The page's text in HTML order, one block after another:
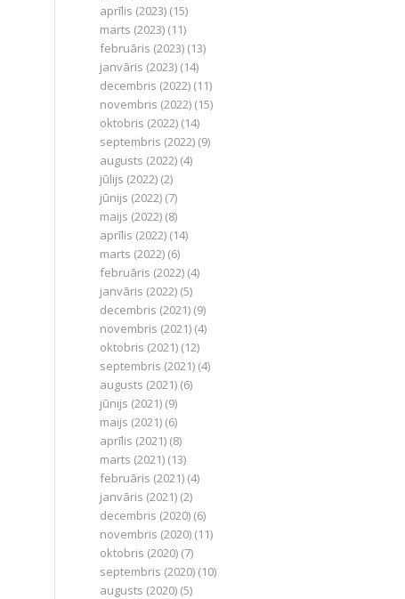
aprīlis (2023) (15)
marts (2023) (11)
februāris (2023) (13)
janvāris (2023) (14)
decembris (2022) (11)
novembris (2022) (15)
oktobris (2022) (14)
septembris (2022) (9)
augusts (2022) (4)
jūlijs (2022) (2)
jūnijs (2022) (7)
maijs (2022) (8)
aprīlis (2022) (14)
marts (2022) (6)
februāris (2022) (4)
janvāris (2022) (5)
decembris (2021) (9)
novembris (2021) (4)
oktobris (2021) (12)
septembris (2021) (4)
augusts (2021) (6)
jūnijs (2021) (9)
maijs (2021) (6)
aprīlis (2021) (8)
marts (2021) (13)
februāris (2021) (4)
janvāris (2021) (2)
decembris (2020) (6)
novembris (2020) (11)
oktobris (2020) (7)
septembris (2020) (10)
augusts (2020) (5)